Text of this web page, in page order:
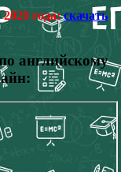
года: скачать
английскому